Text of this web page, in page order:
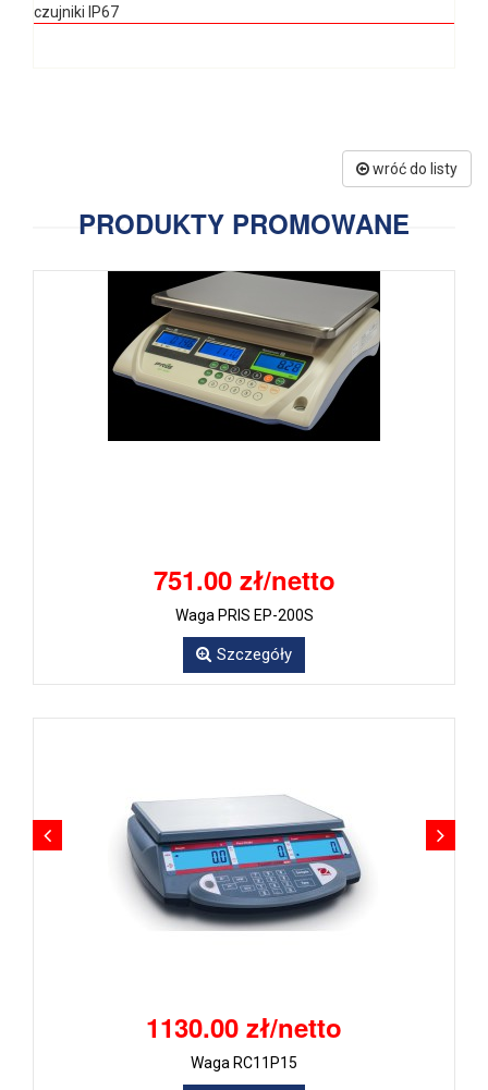
czujniki IP67
wróć do listy
PRODUKTY PROMOWANE
751.00 zł/netto
Waga PRIS EP-200S
Szczegóły
1130.00 zł/netto
Waga RC11P15